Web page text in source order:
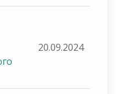
20.09.2024